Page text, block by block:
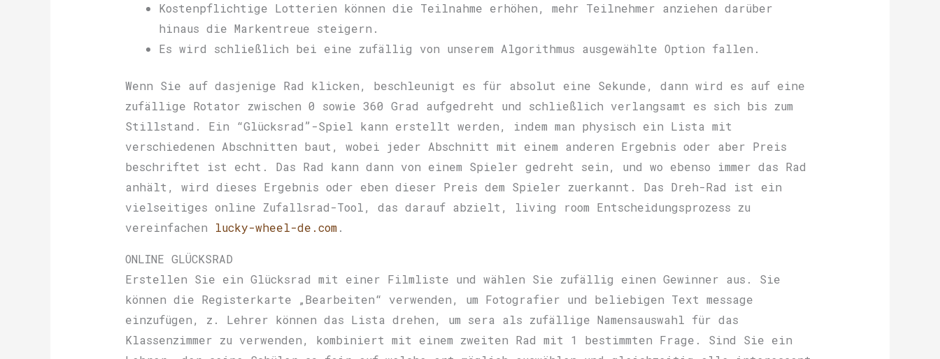
Kostenpflichtige Lotterien können die Teilnahme erhöhen, mehr Teilnehmer anziehen darüber
hinaus die Markentreue steigern.
Es wird schließlich bei eine zufällig von unserem Algorithmus ausgewählte Option fallen.
Wenn Sie auf dasjenige Rad klicken, beschleunigt es für absolut eine Sekunde, dann wird es auf eine
zufällige Rotator zwischen 0 sowie 360 Grad aufgedreht und schließlich verlangsamt es sich bis zum
Stillstand. Ein “Glücksrad”-Spiel kann erstellt werden, indem man physisch ein Lista mit
verschiedenen Abschnitten baut, wobei jeder Abschnitt mit einem anderen Ergebnis oder aber Preis
beschriftet ist echt. Das Rad kann dann von einem Spieler gedreht sein, und wo ebenso immer das Rad
anhält, wird dieses Ergebnis oder eben dieser Preis dem Spieler zuerkannt. Das Dreh-Rad ist ein
vielseitiges online Zufallsrad-Tool, das darauf abzielt, living room Entscheidungsprozess zu
vereinfachen
lucky-wheel-de.com.
ONLINE GLÜCKSRAD
Erstellen Sie ein Glücksrad mit einer Filmliste und wählen Sie zufällig einen Gewinner aus. Sie
können die Registerkarte „Bearbeiten“ verwenden, um Fotografier und beliebigen Text message
einzufügen, z. Lehrer können das Lista drehen, um sera als zufällige Namensauswahl für das
Klassenzimmer zu verwenden, kombiniert mit einem zweiten Rad mit 1 bestimmten Frage. Sind Sie ein